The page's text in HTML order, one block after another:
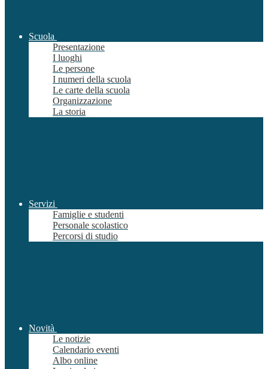
Scuola
Presentazione
I luoghi
Le persone
I numeri della scuola
Le carte della scuola
Organizzazione
La storia
Servizi
Famiglie e studenti
Personale scolastico
Percorsi di studio
Novità
Le notizie
Calendario eventi
Albo online